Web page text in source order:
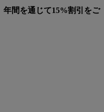
年間を通じて15%割引をご